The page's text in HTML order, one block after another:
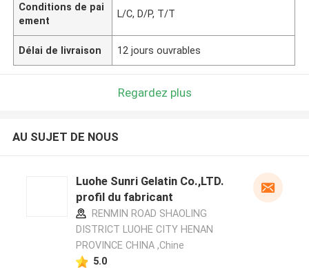
Conditions de pai
ement
L/C, D/P, T/T
Délai de livraison 12 jours ouvrables
Regardez plus
AU SUJET DE NOUS
Luohe Sunri Gelatin Co.,LTD.
profil du fabricant
RENMIN ROAD SHAOLING
DISTRICT LUOHE CITY HENAN
PROVINCE CHINA ,Chine
5.0